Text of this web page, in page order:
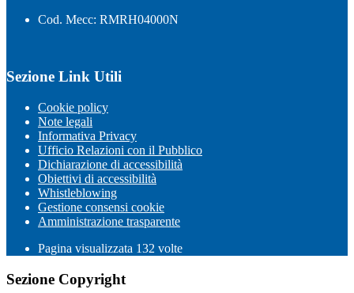
Cod. Mecc: RMRH04000N
Sezione Link Utili
Cookie policy
Note legali
Informativa Privacy
Ufficio Relazioni con il Pubblico
Dichiarazione di accessibilità
Obiettivi di accessibilità
Whistleblowing
Gestione consensi cookie
Amministrazione trasparente
Pagina visualizzata 132 volte
Sezione Copyright